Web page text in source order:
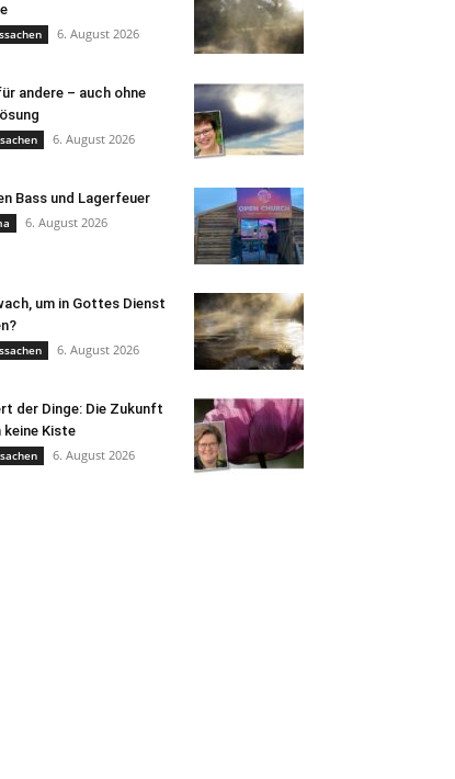
6. August 2026
andere – auch ohne
6. August 2026
Bass und Lagerfeuer
6. August 2026
um in Gottes Dienst
6. August 2026
der Dinge: Die Zukunft
keine Kiste
6. August 2026